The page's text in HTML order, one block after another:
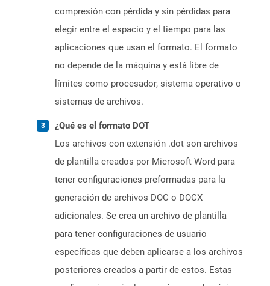
compresión con pérdida y sin pérdidas para
elegir entre el espacio y el tiempo para las
aplicaciones que usan el formato. El formato
no depende de la máquina y está libre de
límites como procesador, sistema operativo o
sistemas de archivos.
¿Qué es el formato DOT
Los archivos con extensión .dot son archivos
de plantilla creados por Microsoft Word para
tener configuraciones preformadas para la
generación de archivos DOC o DOCX
adicionales. Se crea un archivo de plantilla
para tener configuraciones de usuario
específicas que deben aplicarse a los archivos
posteriores creados a partir de estos. Estas